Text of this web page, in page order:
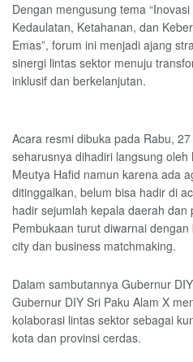
Dengan mengusung tema
Kedaulatan, Ketahanan, dan
Emas”, forum ini menjadi ajang
sinergi lintas sektor menuju
inklusif dan berkelanjutan.
Acara resmi dibuka pada Rabu,
seharusnya dihadiri langsung
Meutya Hafid namun karena ada
ditinggalkan, belum bisa hadir di
hadir sejumlah kepala daerah dan
Pembukaan turut diwarnai
city dan business matchmaking.
Dalam sambutannya Gubernur
Gubernur DIY Sri Paku Alam X
kolaborasi lintas sektor sebagai
kota dan provinsi cerdas.